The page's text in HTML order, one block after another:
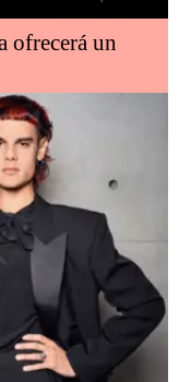
ofrecerá un